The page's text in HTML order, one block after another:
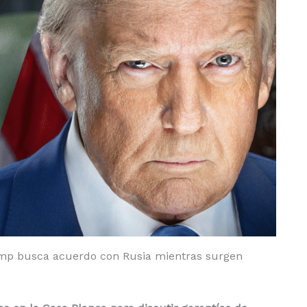
busca acuerdo con Rusia mientras surgen